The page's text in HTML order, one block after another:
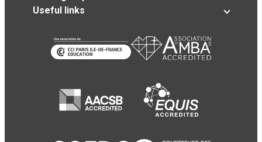
Useful links